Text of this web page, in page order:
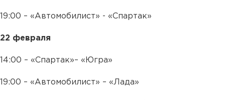
19:00 – «Автомобилист» - «Спартак»
22 февраля
14:00 – «Спартак»– «Югра»
19:00 – «Автомобилист» – «Лада»